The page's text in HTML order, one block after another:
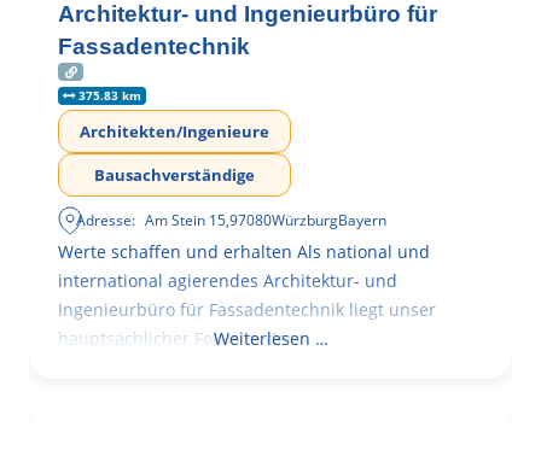
Architektur- und Ingenieurbüro für
Fassadentechnik
375.83 km
Architekten/Ingenieure
Bausachverständige
Adresse: Am Stein 15,97080WürzburgBayern
Werte schaffen und erhalten Als national und
international agierendes Architektur- und
Ingenieurbüro für Fassadentechnik liegt unser
hauptsächlicher Fokus in der
Weiterlesen …